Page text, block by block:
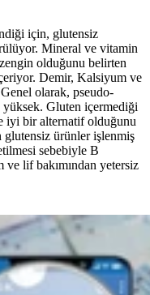
için, glutensiz
Mineral ve vitamin
olduğunu belirten
Demir, Kalsiyum ve
olarak, pseudo-
yüksek. Gluten içermediği
iyi bir alternatif olduğunu
glutensiz ürünler işlenmiş
sebebiyle B
lif bakımından yetersiz